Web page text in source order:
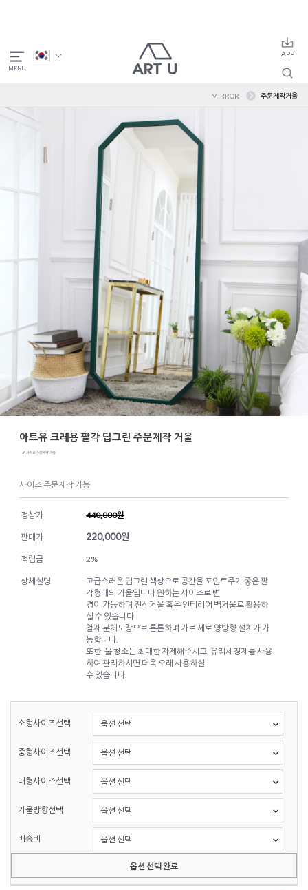
MIRROR 주문제작거울
아트유 크레용 팔각 딥그린 주문제작 거울
사이즈 주문제작 가능
정상가 440,000원
판매가 220,000원
적립금 2%
상세설명
고급스러운 딥그린 색상으로 공간을 포인트주기 좋은 팔
각형태의 거울입니다 원하는 사이즈로 변
경이 가능하며 전신거울 혹은 인테리어 벽거울로 활용하
실 수 있습니다.
철재 분체도장으로 튼튼하며 가로 세로 양방향 설치가 가
능합니다.
또한, 물 청소는 최대한 자제해주시고, 유리세정제를 사용
하여 관리하시면 더욱 오래 사용하실
수 있습니다.
소형사이즈선택
중형사이즈선택
대형사이즈선택
거울방향선택
배송비
옵션 선택 완료